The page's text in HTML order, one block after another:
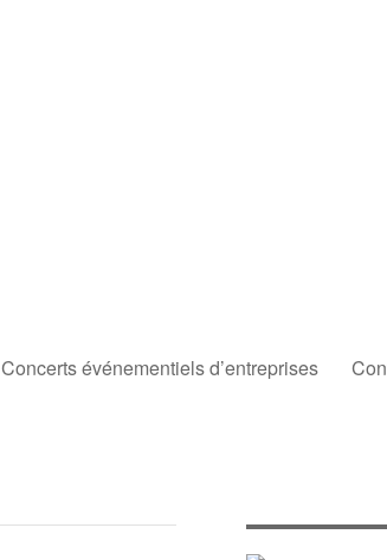
Concerts événementiels d’entreprises